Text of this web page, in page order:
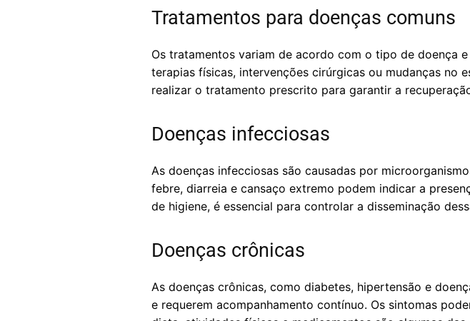
Tratamentos para doenças comuns
Os tratamentos variam de acordo com o tipo de doença
terapias físicas, intervenções cirúrgicas ou mudanças no
realizar o tratamento prescrito para garantir a
Doenças infecciosas
As doenças infecciosas são causadas por
febre, diarreia e cansaço extremo podem indicar a
de higiene, é essencial para controlar a disseminação
Doenças crônicas
As doenças crônicas, como diabetes, hipertensão e
e requerem acompanhamento contínuo. Os sintomas